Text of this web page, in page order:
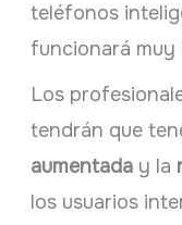
teléfonos
funcionará muy
Los
tendrán que
aumentaday la
los usuarios